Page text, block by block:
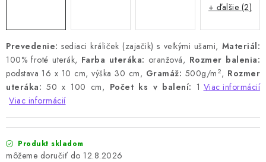
Prevedenie: sediaci králiček (zajačik) s veľkými ušami, Materiál:
100% froté uterák, Farba uteráka: oranžová, Rozmer balenia:
podstava 16 x 10 cm, výška 30 cm, Gramáž: 500g/m 2, Rozmer
uteráka: 50 x 100 cm, Počet ks v balení: 1 Viac informácií
Viac informácií
Produkt skladom
12.8.2026
+ ďalšie (2)